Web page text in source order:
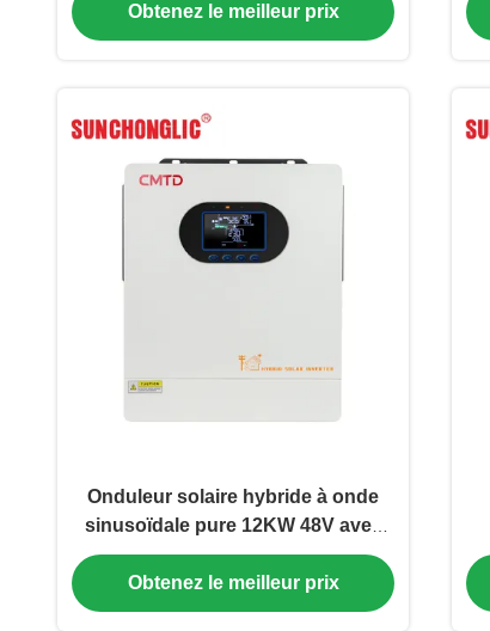
intelligent
Obtenez le meilleur prix
Onduleur solaire hybride à onde
sinusoïdale pure 12KW 48V avec
chargeur MPPT et fonction UPS
Obtenez le meilleur prix